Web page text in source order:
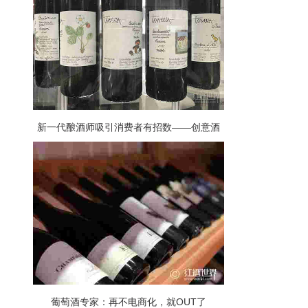
新一代酿酒师吸引消费者有招数——创意酒
标博眼球
葡萄酒专家：再不电商化，就OUT了